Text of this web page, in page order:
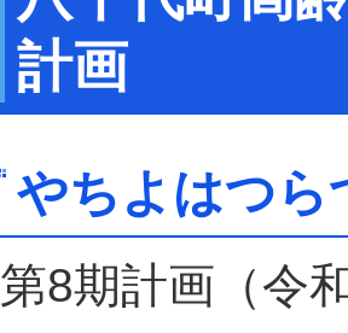
計画
やちよはつら
第8期計画（令